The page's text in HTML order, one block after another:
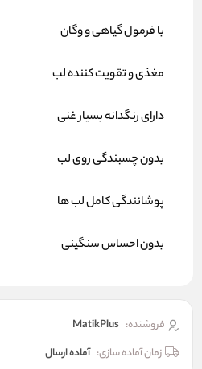
با فرمول گیاهی و وگان
مغذی و تقویت کننده لب
دارای رنگدانه بسیار غنی
بدون چسبندگی روی لب
پوشانندگی کامل لب‌ ها
بدون احساس سنگینی
فروشنده: MatikPlus
زمان آماده سازی: آماده ارسال